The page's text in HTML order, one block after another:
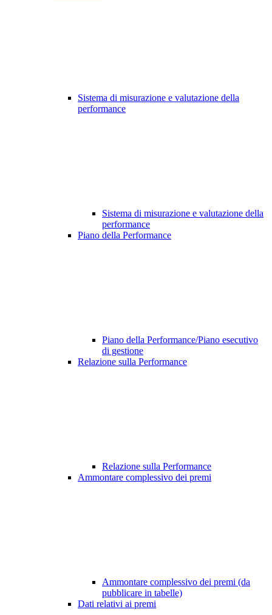
Sistema di misurazione e valutazione della
performance
Sistema di misurazione e valutazione della
performance
Piano della Performance
Piano della Performance/Piano esecutivo
di gestione
Relazione sulla Performance
Relazione sulla Performance
Ammontare complessivo dei premi
Ammontare complessivo dei premi (da
pubblicare in tabelle)
Dati relativi ai premi